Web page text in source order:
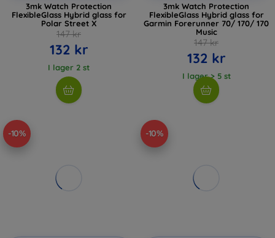
3mk Watch Protection
FlexibleGlass Hybrid glass for
Polar Street X
147 kr
132 kr
I lager 2 st
3mk Watch Protection
FlexibleGlass Hybrid glass for
Garmin Forerunner 70/ 170/ 170
Music
147 kr
132 kr
I lager > 5 st
-10% -10%